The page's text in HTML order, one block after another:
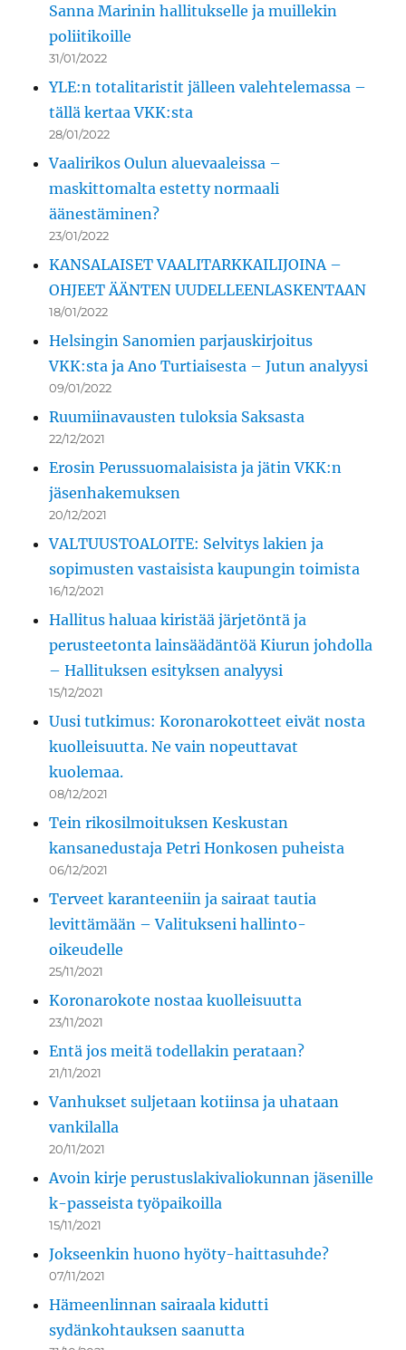
Sanna Marinin hallitukselle ja muillekin
poliitikoille
31/01/2022
YLE:n totalitaristit jälleen valehtelemassa –
tällä kertaa VKK:sta
28/01/2022
Vaalirikos Oulun aluevaaleissa –
maskittomalta estetty normaali
äänestäminen?
23/01/2022
KANSALAISET VAALITARKKAILIJOINA –
OHJEET ÄÄNTEN UUDELLEENLASKENTAAN
18/01/2022
Helsingin Sanomien parjauskirjoitus
VKK:sta ja Ano Turtiaisesta – Jutun analyysi
09/01/2022
Ruumiinavausten tuloksia Saksasta
22/12/2021
Erosin Perussuomalaisista ja jätin VKK:n
jäsenhakemuksen
20/12/2021
VALTUUSTOALOITE: Selvitys lakien ja
sopimusten vastaisista kaupungin toimista
16/12/2021
Hallitus haluaa kiristää järjetöntä ja
perusteetonta lainsäädäntöä Kiurun johdolla
– Hallituksen esityksen analyysi
15/12/2021
Uusi tutkimus: Koronarokotteet eivät nosta
kuolleisuutta. Ne vain nopeuttavat
kuolemaa.
08/12/2021
Tein rikosilmoituksen Keskustan
kansanedustaja Petri Honkosen puheista
06/12/2021
Terveet karanteeniin ja sairaat tautia
levittämään – Valitukseni hallinto-
oikeudelle
25/11/2021
Koronarokote nostaa kuolleisuutta
23/11/2021
Entä jos meitä todellakin perataan?
21/11/2021
Vanhukset suljetaan kotiinsa ja uhataan
vankilalla
20/11/2021
Avoin kirje perustuslakivaliokunnan jäsenille
k-passeista työpaikoilla
15/11/2021
Jokseenkin huono hyöty-haittasuhde?
07/11/2021
Hämeenlinnan sairaala kidutti
sydänkohtauksen saanutta